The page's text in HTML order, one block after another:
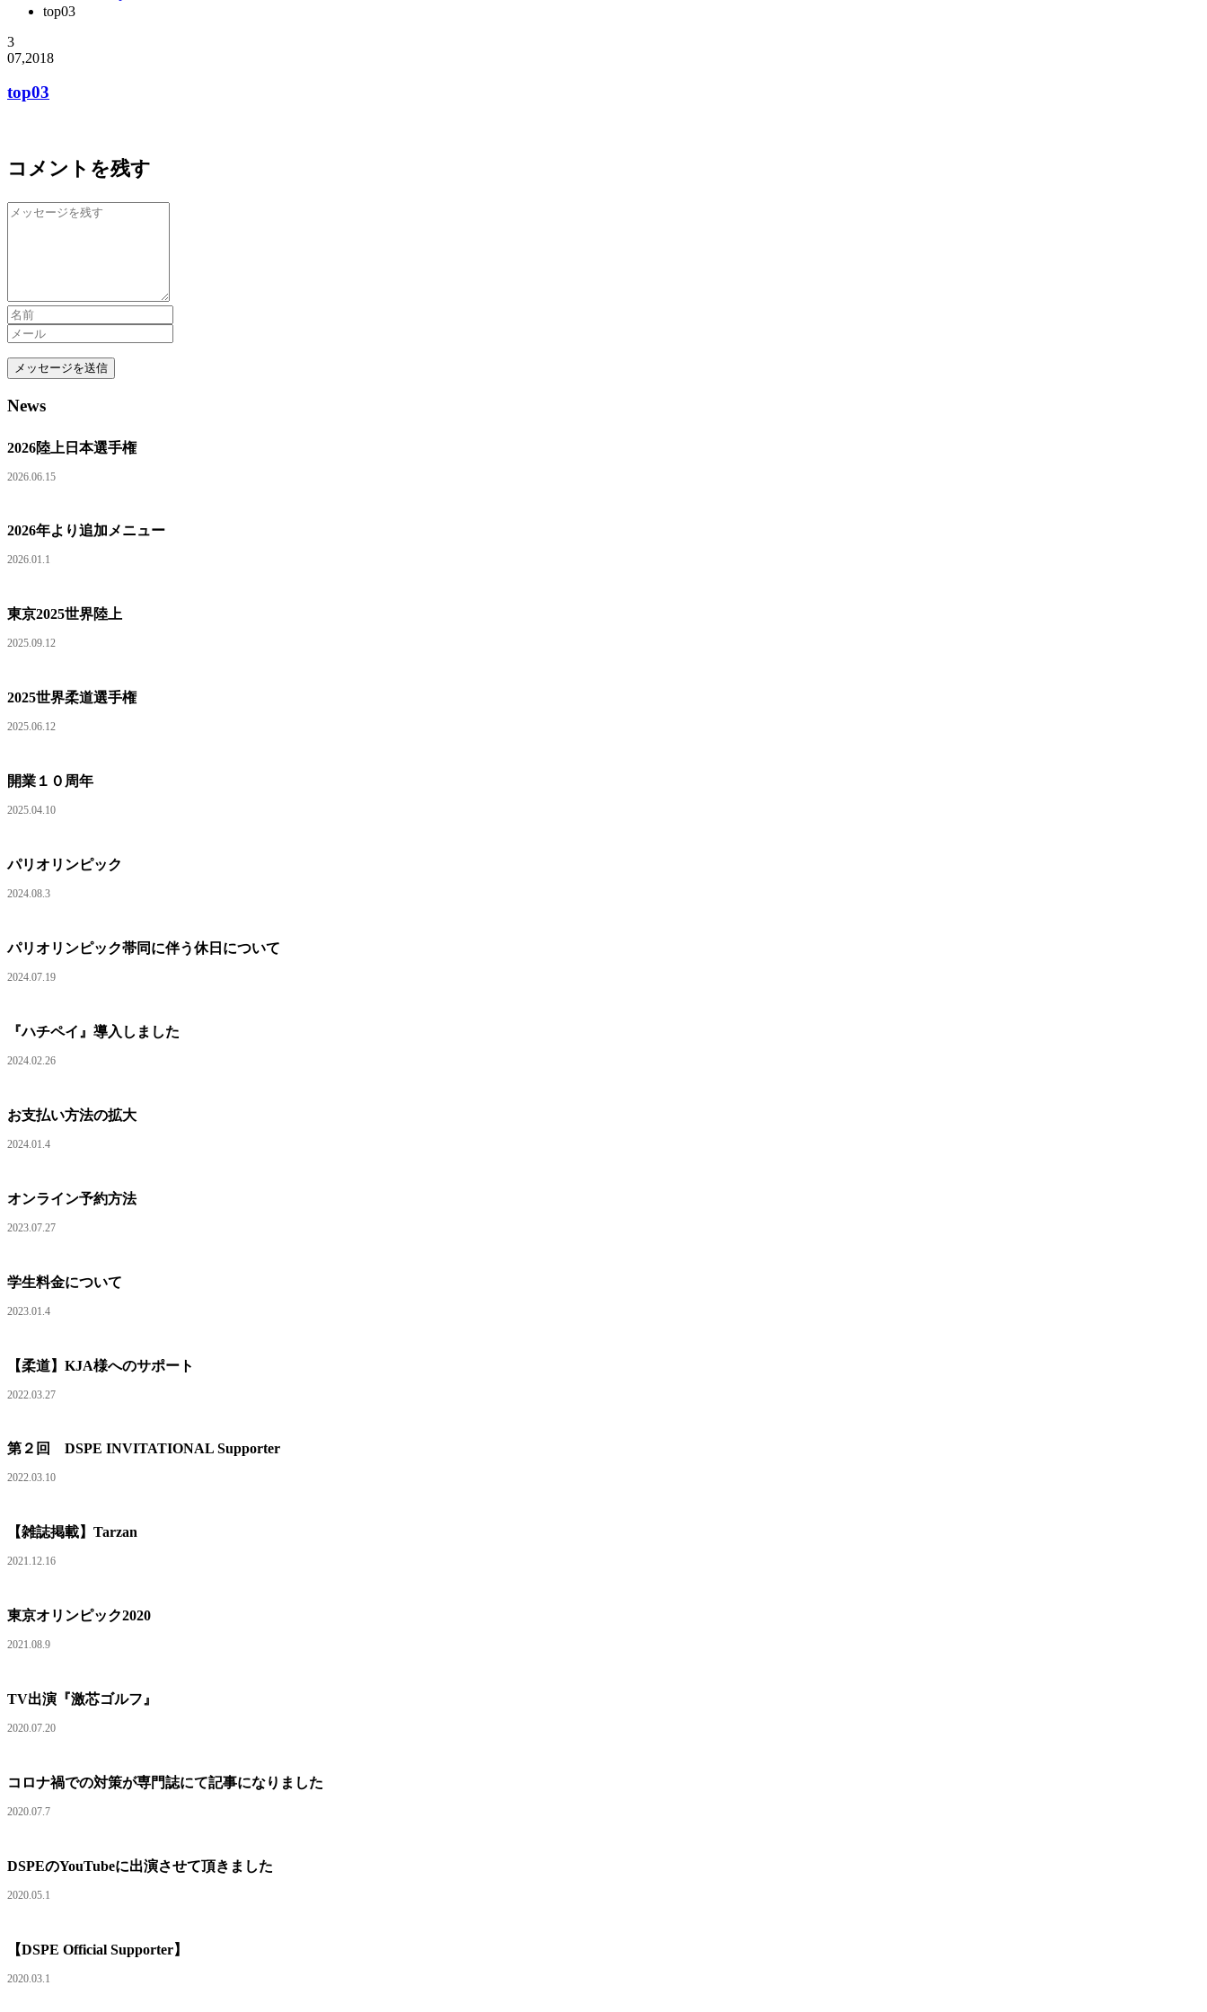
top03
3
07,2018
top03
コメントを残す
News
2026陸上日本選手権
2026.06.15
2026年より追加メニュー
2026.01.1
東京2025世界陸上
2025.09.12
2025世界柔道選手権
2025.06.12
開業１０周年
2025.04.10
パリオリンピック
2024.08.3
パリオリンピック帯同に伴う休日について
2024.07.19
『ハチペイ』導入しました
2024.02.26
お支払い方法の拡大
2024.01.4
オンライン予約方法
2023.07.27
学生料金について
2023.01.4
【柔道】KJA様へのサポート
2022.03.27
第２回 DSPE INVITATIONAL Supporter
2022.03.10
【雑誌掲載】Tarzan
2021.12.16
東京オリンピック2020
2021.08.9
TV出演『激芯ゴルフ』
2020.07.20
コロナ禍での対策が専門誌にて記事になりました
2020.07.7
DSPEのYouTubeに出演させて頂きました
2020.05.1
【DSPE Official Supporter】
2020.03.1